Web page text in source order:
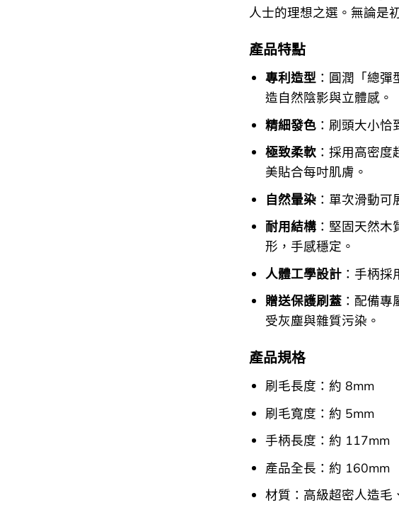
人士的理想之選。無論是
產品特點
專利造型 ：圓潤「總
造自然陰影與立體感。
精細發色：刷頭大小恰
極致柔軟：採用高密度
美貼合每吋肌膚。
自然暈染：單次滑動可
耐用結構：堅固天然木
形，手感穩定。
人體工學設計：手柄採
贈送保護刷蓋：配備專
受灰塵與雜質污染。
產品規格
刷毛長度：約 8mm
刷毛寬度：約 5mm
手柄長度：約 117mm
產品全長：約 160mm
材質：高級超密人造毛